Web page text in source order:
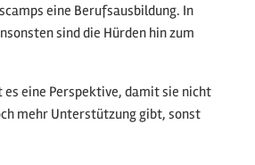
eine Berufsausbildung. In
sind die Hürden hin zum
es eine Perspektive, damit sie nicht
mehr Unterstützung gibt, sonst